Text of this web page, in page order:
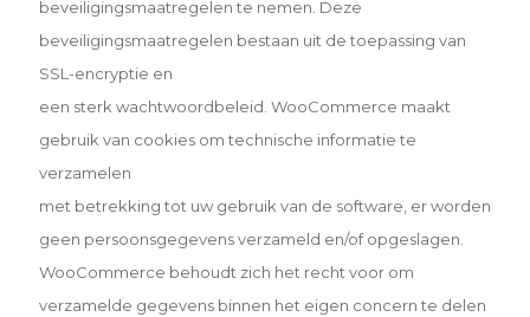
beveiligingsmaatregelen te nemen. Deze
beveiligingsmaatregelen bestaan uit de toepassing van
SSL-encryptie en
een sterk wachtwoordbeleid. WooCommerce maakt
gebruik van cookies om technische informatie te
verzamelen
met betrekking tot uw gebruik van de software, er worden
geen persoonsgegevens verzameld en/of opgeslagen.
WooCommerce behoudt zich het recht voor om
verzamelde gegevens binnen het eigen concern te delen